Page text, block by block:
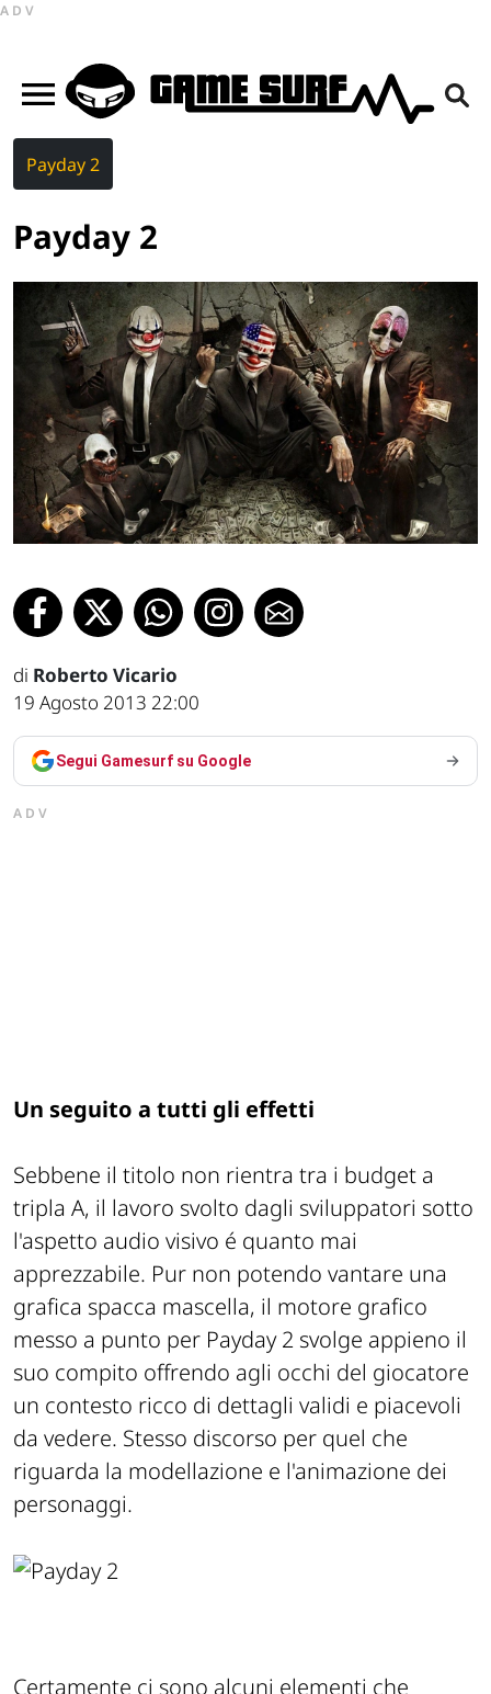
ADV
Payday 2
Payday 2
di Roberto Vicario
19 Agosto 2013 22:00
Segui Gamesurf su Google
ADV
Un seguito a tutti gli effetti
Sebbene il titolo non rientra tra i budget a
tripla A, il lavoro svolto dagli sviluppatori sotto
l'aspetto audio visivo é quanto mai
apprezzabile. Pur non potendo vantare una
grafica spacca mascella, il motore grafico
messo a punto per Payday 2 svolge appieno il
suo compito offrendo agli occhi del giocatore
un contesto ricco di dettagli validi e piacevoli
da vedere. Stesso discorso per quel che
riguarda la modellazione e l'animazione dei
personaggi.
Certamente ci sono alcuni elementi che